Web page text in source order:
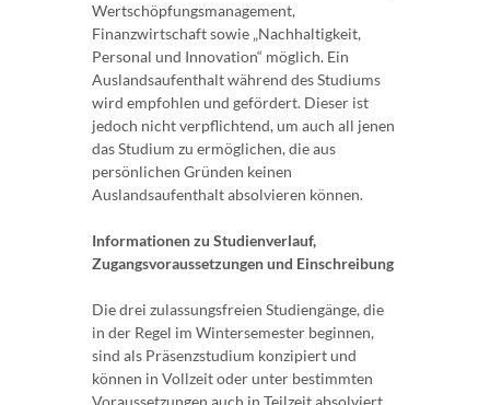
Wertschöpfungsmanagement,
Finanzwirtschaft sowie „Nachhaltigkeit,
Personal und Innovation“ möglich. Ein
Auslandsaufenthalt während des Studiums
wird empfohlen und gefördert. Dieser ist
jedoch nicht verpflichtend, um auch all jenen
das Studium zu ermöglichen, die aus
persönlichen Gründen keinen
Auslandsaufenthalt absolvieren können.
Informationen zu Studienverlauf,
Zugangsvoraussetzungen und Einschreibung
Die drei zulassungsfreien Studiengänge, die
in der Regel im Wintersemester beginnen,
sind als Präsenzstudium konzipiert und
können in Vollzeit oder unter bestimmten